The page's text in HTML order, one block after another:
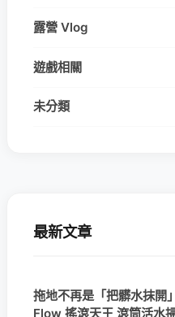
露營 Vlog
遊戲相關
未分類
最新文章
拖地不再是「把髒水抹
Flow 搖滾天王 滾筒活水